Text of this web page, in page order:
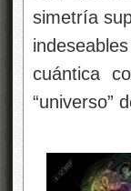
simetría
cuántica
“universo”